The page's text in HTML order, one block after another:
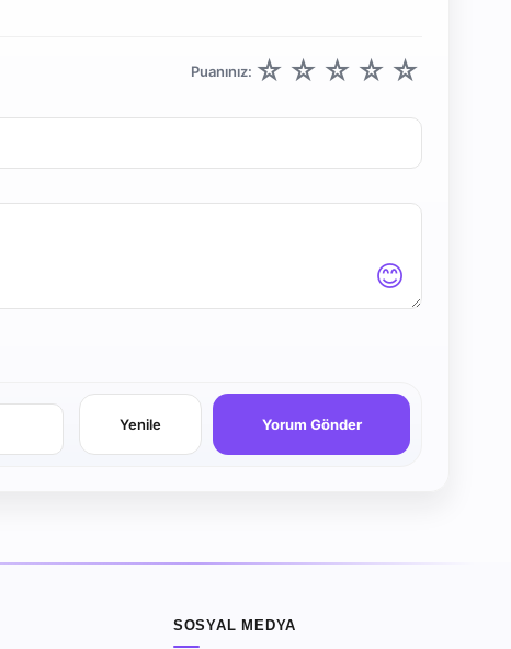
Puanınız: ☆ ☆ ☆ ☆ ☆
😊
Yenile Yorum Gönder
SOSYAL MEDYA